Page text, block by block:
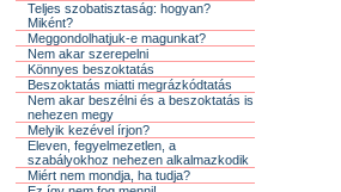
Teljes szobatisztaság: hogyan?
Miként?
Meggondolhatjuk-e magunkat?
Nem akar szerepelni
Könnyes beszoktatás
Beszoktatás miatti megrázkódtatás
Nem akar beszélni és a beszoktatás is
nehezen megy
Melyik kezével írjon?
Eleven, fegyelmezetlen, a
szabályokhoz nehezen alkalmazkodik
Miért nem mondja, ha tudja?